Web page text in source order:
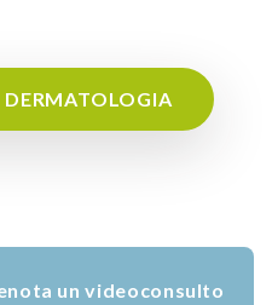
un videoconsulto